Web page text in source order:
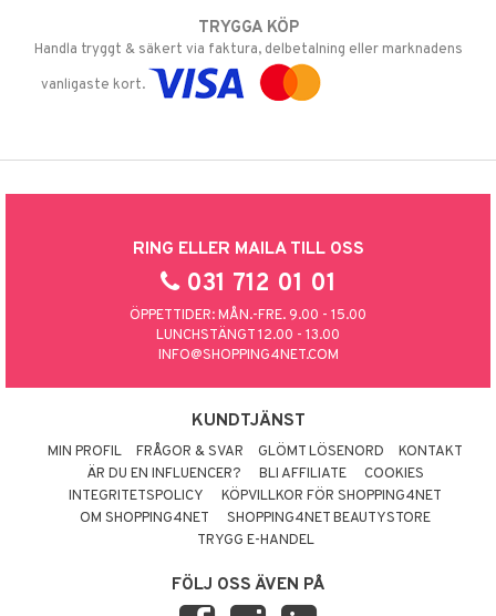
TRYGGA KÖP
Handla tryggt & säkert via faktura, delbetalning eller marknadens
vanligaste kort.
RING ELLER MAILA TILL OSS
031 712 01 01
ÖPPETTIDER: MÅN.-FRE. 9.00 - 15.00
LUNCHSTÄNGT 12.00 - 13.00
INFO@SHOPPING4NET.COM
KUNDTJÄNST
MIN PROFIL FRÅGOR & SVAR GLÖMT LÖSENORD
KONTAKT
ÄR DU EN INFLUENCER?
BLI AFFILIATE
COOKIES
INTEGRITETSPOLICY
KÖPVILLKOR FÖR SHOPPING4NET
OM SHOPPING4NET
SHOPPING4NET BEAUTYSTORE
TRYGG E-HANDEL
FÖLJ OSS ÄVEN PÅ